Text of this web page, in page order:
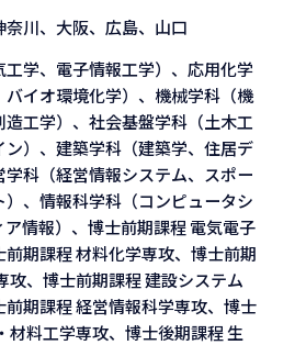
奈川、大阪、広島、山口
工学、電子情報工学）、応用化学
バイオ環境化学）、機械学科（機
工学）、社会基盤学科（土木工
ン）、建築学科（建築学、住居デ
科（経営情報システム、スポー
）、情報科学科（コンピュータシ
ア情報）、博士前期課程 電気電子
前期課程 材料化学専攻、博士前期
攻、博士前期課程 建設システム
前期課程 経営情報科学専攻、博士
材料工学専攻、博士後期課程 生